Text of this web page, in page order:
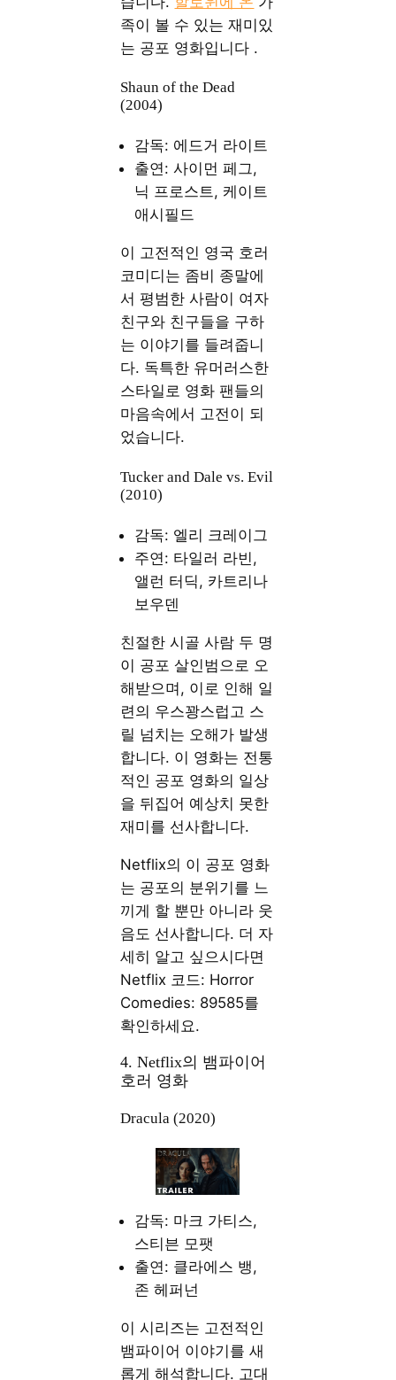
족이 볼 수 있는 재미있
는 공포 영화입니다 .
Shaun of the Dead
(2004)
감독: 에드거 라이트
출연: 사이먼 페그,
닉 프로스트, 케이트
애시필드
이 고전적인 영국 호러
코미디는 좀비 종말에
서 평범한 사람이 여자
친구와 친구들을 구하
는 이야기를 들려줍니
다. 독특한 유머러스한
스타일로 영화 팬들의
마음속에서 고전이 되
었습니다.
Tucker and Dale vs. Evil
(2010)
감독: 엘리 크레이그
주연: 타일러 라빈,
앨런 터딕, 카트리나
보우덴
친절한 시골 사람 두 명
이 공포 살인범으로 오
해받으며, 이로 인해 일
련의 우스꽝스럽고 스
릴 넘치는 오해가 발생
합니다. 이 영화는 전통
적인 공포 영화의 일상
을 뒤집어 예상치 못한
재미를 선사합니다.
Netflix의 이 공포 영화
는 공포의 분위기를 느
끼게 할 뿐만 아니라 웃
음도 선사합니다. 더 자
세히 알고 싶으시다면
Netflix 코드: Horror
Comedies: 89585를
확인하세요.
4. Netflix의 뱀파이어
호러 영화
Dracula (2020)
감독: 마크 가티스,
스티븐 모팻
출연: 클라에스 뱅,
존 헤퍼넌
이 시리즈는 고전적인
뱀파이어 이야기를 새
롭게 해석합니다. 고대